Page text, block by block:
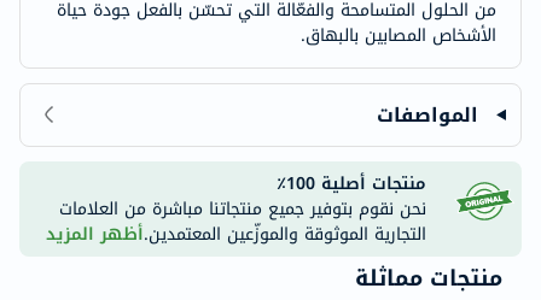
من الحلول المتسامحة والفعّالة التي تحسّن بالفعل جودة حياة
الأشخاص المصابين بالبهاق.
المواصفات
منتجات أصلية 100٪
نحن نقوم بتوفير جميع منتجاتنا مباشرة من العلامات
التجارية الموثوقة والموزّعين المعتمدين.أظهر المزيد
منتجات مماثلة